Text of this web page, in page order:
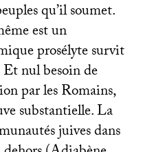
qu’il soumet.
est un
prosélyte survit
nul besoin de
par les Romains,
substantielle. La
juives dans